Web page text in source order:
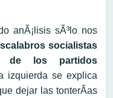
anÃ¡lisis sÃ³lo nos
socialistas
de los partidos
izquierda se explica
dejar las tonterÃ­as